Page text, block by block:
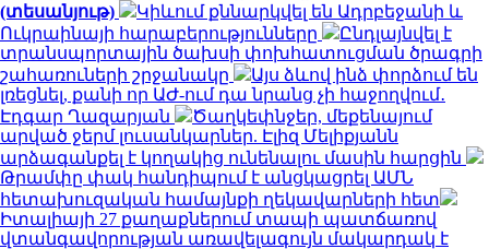
(տեսանյութ)
Կիևում քննարկվել են Ադրբեջանի և
Ուկրաինայի հարաբերությունները
Ընդլայնվել է
տրանսպորտային ծախսի փոխհատուցման ծրագրի
շահառուների շրջանակը
Այս ձևով ինձ փորձում են
լռեցնել, քանի որ ԱԺ-ում դա նրանց չի հաջողվում․
Էդգար Ղազարյան
Ծաղկեփնջեր, մեքենայում
արված ջերմ լուսանկարներ. Էլիզ Մելիքյանն
արձագանքել է կողակից ունենալու մասին հարցին
Թրամփը փակ հանդիպում է անցկացրել ԱՄՆ
հետախուզական համայնքի ղեկավարների հետ
Իտալիայի 27 քաղաքներում տապի պատճառով
վտանգավորության առավելագույն մակարդակ է